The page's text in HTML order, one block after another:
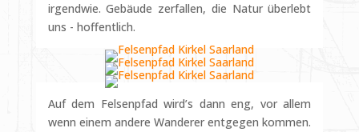
irgendwie. Gebäude zerfallen, die Natur überlebt
uns - hoffentlich.
Auf dem Felsenpfad wird’s dann eng, vor allem
wenn einem andere Wanderer entgegen kommen.